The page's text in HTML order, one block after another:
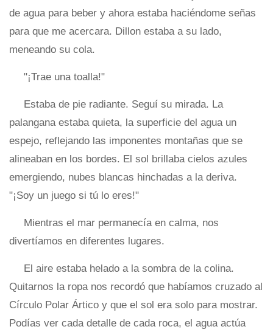
de agua para beber y ahora estaba haciéndome señas
para que me acercara. Dillon estaba a su lado,
meneando su cola.
"¡Trae una toalla!"
Estaba de pie radiante. Seguí su mirada. La
palangana estaba quieta, la superficie del agua un
espejo, reflejando las imponentes montañas que se
alineaban en los bordes. El sol brillaba cielos azules
emergiendo, nubes blancas hinchadas a la deriva.
"¡Soy un juego si tú lo eres!"
Mientras el mar permanecía en calma, nos
divertíamos en diferentes lugares.
El aire estaba helado a la sombra de la colina.
Quitarnos la ropa nos recordó que habíamos cruzado al
Círculo Polar Ártico y que el sol era solo para mostrar.
Podías ver cada detalle de cada roca, el agua actúa